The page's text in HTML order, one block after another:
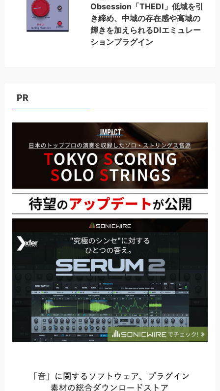
Obsession「THEDI」低域を引
き締め、中域の存在感や高域の
輝きを加えられるDIエミュレー
ションプラグイン
PR